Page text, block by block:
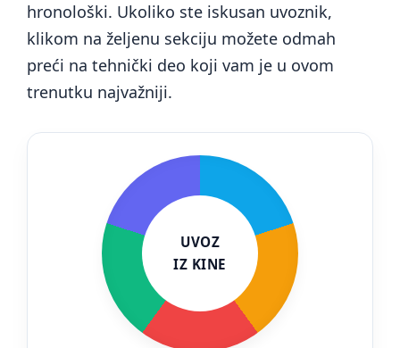
hronološki. Ukoliko ste iskusan uvoznik,
klikom na željenu sekciju možete odmah
preći na tehnički deo koji vam je u ovom
trenutku najvažniji.